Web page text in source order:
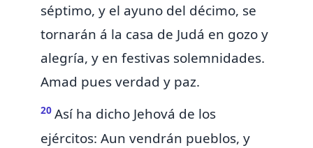
séptimo, y el ayuno del décimo, se
tornarán á la casa de Judá en gozo y
alegría, y en festivas solemnidades.
Amad pues verdad y paz.
20 Así ha dicho Jehová de los
ejércitos: Aun vendrán pueblos, y